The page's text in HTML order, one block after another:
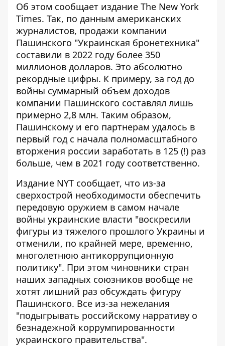
Об этом сообщает издание The New York
Times. Так, по данным американских
журналистов, продажи компании
Пашинского "Украинская бронетехника"
составили в 2022 году более 350
миллионов долларов. Это абсолютно
рекордные цифры. К примеру, за год до
войны суммарный объем доходов
компании Пашинского составлял лишь
примерно 2,8 млн. Таким образом,
Пашинскому и его партнерам удалось в
первый год с начала полномасштабного
вторжения россии заработать в 125 (!) раз
больше, чем в 2021 году соответственно.
Издание NYT сообщает, что из-за
сверхострой необходимости обеспечить
передовую оружием в самом начале
войны украинские власти "воскресили
фигуры из тяжелого прошлого Украины и
отменили, по крайней мере, временно,
многолетнюю антикоррупционную
политику". При этом чиновники стран
наших западных союзников вообще не
хотят лишний раз обсуждать фигуру
Пашинского. Все из-за нежелания
"подыгрывать российскому нарративу о
безнадежной коррумпированности
украинского правительства".